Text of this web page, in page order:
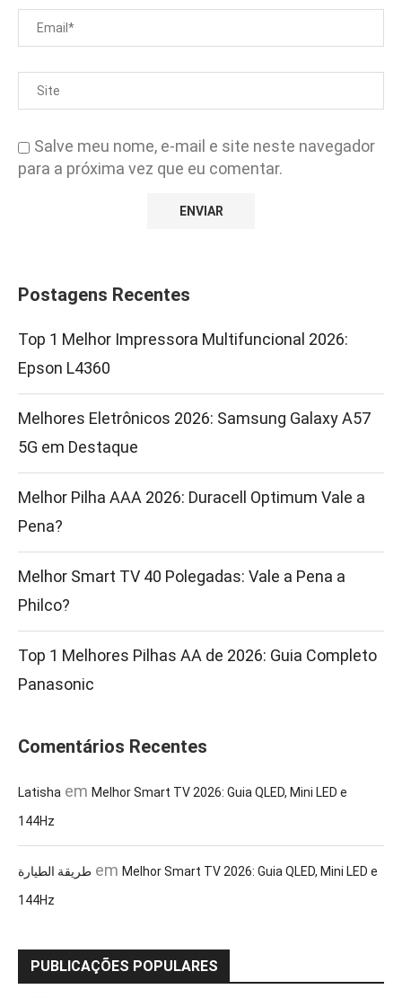
Salve meu nome, e-mail e site neste navegador
para a próxima vez que eu comentar.
Postagens Recentes
Top 1 Melhor Impressora Multifuncional 2026:
Epson L4360
Melhores Eletrônicos 2026: Samsung Galaxy A57
5G em Destaque
Melhor Pilha AAA 2026: Duracell Optimum Vale a
Pena?
Melhor Smart TV 40 Polegadas: Vale a Pena a
Philco?
Top 1 Melhores Pilhas AA de 2026: Guia Completo
Panasonic
Comentários Recentes
Latisha em Melhor Smart TV 2026: Guia QLED, Mini LED e
144Hz
طريقة الطيارة em Melhor Smart TV 2026: Guia QLED, Mini LED e
144Hz
PUBLICAÇÕES POPULARES